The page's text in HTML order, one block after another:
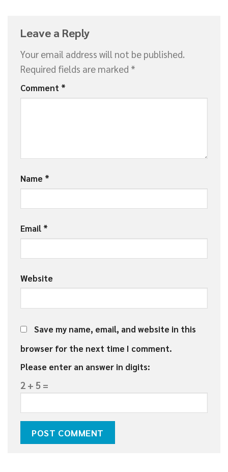
Leave a Reply
Your email address will not be published.
Required fields are marked *
Comment *
Name *
Email *
Website
Save my name, email, and website in this
browser for the next time I comment.
Please enter an answer in digits:
2 + 5 =